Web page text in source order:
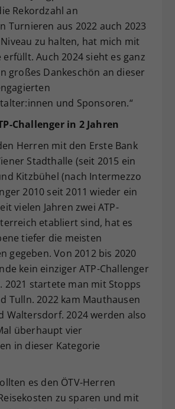
Rekordzahl an
Turnieren aus 2022 auch 2023
zu halten, hat mich mit
Auch 2024 sieht es ganz
großes Dankeschön an dieser
und Sponsoren.“
Challenger in 2 Jahren
Herren mit den Erste Bank
Stadthalle (seit 2015 ein
Kitzbühel (nach Intermezzo
2010 seit 2011 wieder ein
vielen Jahren zwei ATP-
etabliert sind, hat es
tiefer die meisten
gegeben. Von 2012 bis 2020
kein einziger ATP-Challenger
2021 startete man mit Stopps
Tulln. 2022 kam Mauthausen
Waltersdorf. 2024 werden also
überhaupt vier
in dieser Kategorie
es den ÖTV-Herren
zu sparen und mit